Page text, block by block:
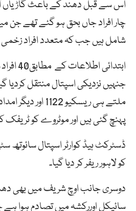
اس سے قبل دھند کے باعث
چار افراد جاں بحق ہو گئے تھے جن
شامل ہیں جب کہ متعدد افراد زخمی
ابتدائی
جنہیں نزدیکی اسپتال منتقل
ملتے ہی ریسکیو
پہنچ گئی ہیں اور موٹروے کو ٹریفک
کو لاہور ریفر کر دیا گیا۔
دوسری جانب اوچ شریف میں بھی
سائیکل اوررکشہ میں تصادم ہوا